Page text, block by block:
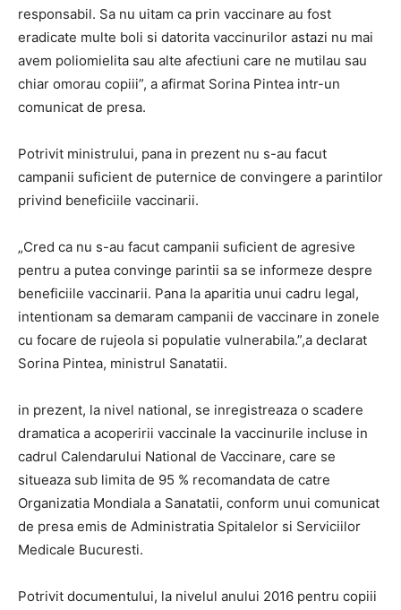
responsabil. Sa nu uitam ca prin vaccinare au fost
eradicate multe boli si datorita vaccinurilor astazi nu mai
avem poliomielita sau alte afectiuni care ne mutilau sau
chiar omorau copiii”, a afirmat Sorina Pintea intr-un
comunicat de presa.
Potrivit ministrului, pana in prezent nu s-au facut
campanii suficient de puternice de convingere a parintilor
privind beneficiile vaccinarii.
„Cred ca nu s-au facut campanii suficient de agresive
pentru a putea convinge parintii sa se informeze despre
beneficiile vaccinarii. Pana la aparitia unui cadru legal,
intentionam sa demaram campanii de vaccinare in zonele
cu focare de rujeola si populatie vulnerabila.”,a declarat
Sorina Pintea, ministrul Sanatatii.
in prezent, la nivel national, se inregistreaza o scadere
dramatica a acoperirii vaccinale la vaccinurile incluse in
cadrul Calendarului National de Vaccinare, care se
situeaza sub limita de 95 % recomandata de catre
Organizatia Mondiala a Sanatatii, conform unui comunicat
de presa emis de Administratia Spitalelor si Serviciilor
Medicale Bucuresti.
Potrivit documentului, la nivelul anului 2016 pentru copiii